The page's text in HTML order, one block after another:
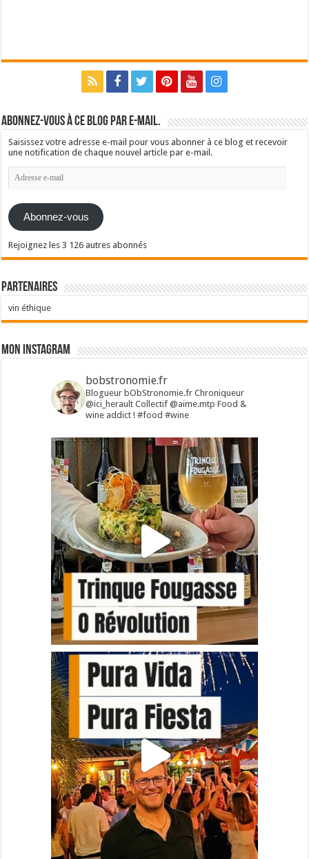
Abonnez-vous à ce blog par e-mail.
Saisissez votre adresse e-mail pour vous abonner à ce blog et recevoir
une notification de chaque nouvel article par e-mail.
Adresse
e-
Abonnez-vous
Rejoignez les 3 126 autres abonnés
Partenaires
vin éthique
Mon Instagram
bobstronomie.fr
Blogueur bObStronomie.fr Chroniqueur
@ici_heraultCollectif @aime.mtp Food &
wine addict !#food #wine